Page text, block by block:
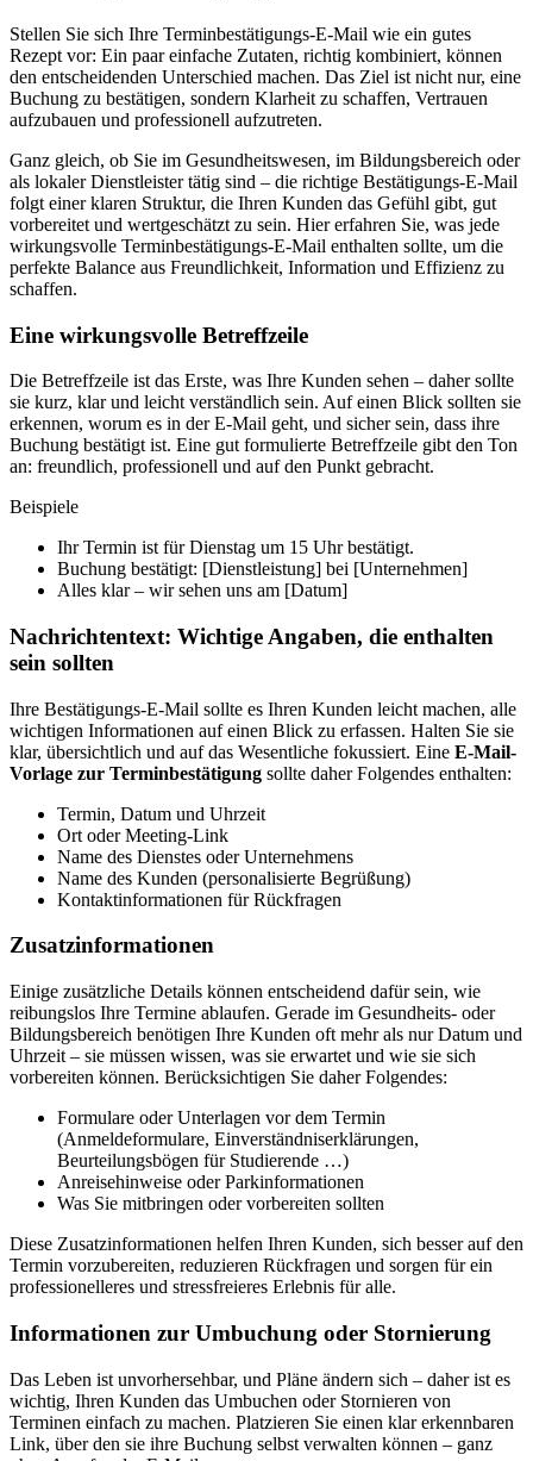
Stellen Sie sich Ihre Terminbestätigungs-E-Mail wie ein gutes
Rezept vor: Ein paar einfache Zutaten, richtig kombiniert, können
den entscheidenden Unterschied machen. Das Ziel ist nicht nur, eine
Buchung zu bestätigen, sondern Klarheit zu schaffen, Vertrauen
aufzubauen und professionell aufzutreten.
Ganz gleich, ob Sie im Gesundheitswesen, im Bildungsbereich oder
als lokaler Dienstleister tätig sind – die richtige Bestätigungs-E-Mail
folgt einer klaren Struktur, die Ihren Kunden das Gefühl gibt, gut
vorbereitet und wertgeschätzt zu sein. Hier erfahren Sie, was jede
wirkungsvolle Terminbestätigungs-E-Mail enthalten sollte, um die
perfekte Balance aus Freundlichkeit, Information und Effizienz zu
schaffen.
Eine wirkungsvolle Betreffzeile
Die Betreffzeile ist das Erste, was Ihre Kunden sehen – daher sollte
sie kurz, klar und leicht verständlich sein. Auf einen Blick sollten sie
erkennen, worum es in der E-Mail geht, und sicher sein, dass ihre
Buchung bestätigt ist. Eine gut formulierte Betreffzeile gibt den Ton
an: freundlich, professionell und auf den Punkt gebracht.
Beispiele
Ihr Termin ist für Dienstag um 15 Uhr bestätigt.
Buchung bestätigt: [Dienstleistung] bei [Unternehmen]
Alles klar – wir sehen uns am [Datum]
Nachrichtentext: Wichtige Angaben, die enthalten
sein sollten
Ihre Bestätigungs-E-Mail sollte es Ihren Kunden leicht machen, alle
wichtigen Informationen auf einen Blick zu erfassen. Halten Sie sie
klar, übersichtlich und auf das Wesentliche fokussiert. Eine E-Mail-
Vorlage zur Terminbestätigung sollte daher Folgendes enthalten:
Termin, Datum und Uhrzeit
Ort oder Meeting-Link
Name des Dienstes oder Unternehmens
Name des Kunden (personalisierte Begrüßung)
Kontaktinformationen für Rückfragen
Zusatzinformationen
Einige zusätzliche Details können entscheidend dafür sein, wie
reibungslos Ihre Termine ablaufen. Gerade im Gesundheits- oder
Bildungsbereich benötigen Ihre Kunden oft mehr als nur Datum und
Uhrzeit – sie müssen wissen, was sie erwartet und wie sie sich
vorbereiten können. Berücksichtigen Sie daher Folgendes:
Formulare oder Unterlagen vor dem Termin
(Anmeldeformulare, Einverständniserklärungen,
Beurteilungsbögen für Studierende …)
Anreisehinweise oder Parkinformationen
Was Sie mitbringen oder vorbereiten sollten
Diese Zusatzinformationen helfen Ihren Kunden, sich besser auf den
Termin vorzubereiten, reduzieren Rückfragen und sorgen für ein
professionelleres und stressfreieres Erlebnis für alle.
Informationen zur Umbuchung oder Stornierung
Das Leben ist unvorhersehbar, und Pläne ändern sich – daher ist es
wichtig, Ihren Kunden das Umbuchen oder Stornieren von
Terminen einfach zu machen. Platzieren Sie einen klar erkennbaren
Link, über den sie ihre Buchung selbst verwalten können – ganz